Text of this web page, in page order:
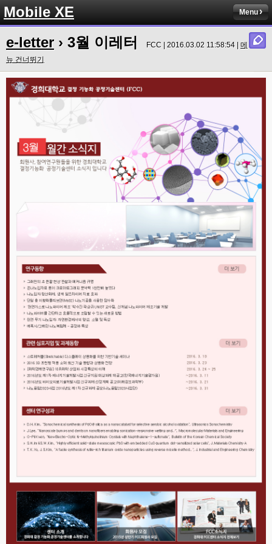
Mobile XE Menu
e-letter› 3월 이레터 FCC | 2016.03.02 11:58:54 | 메
뉴 건너뛰기